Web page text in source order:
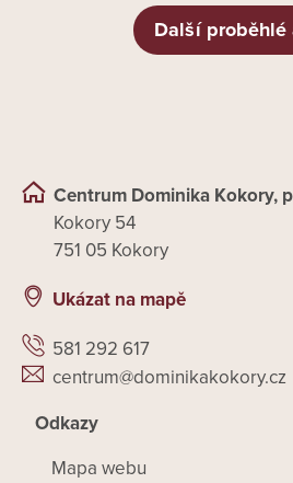
Další proběhlé
Centrum Dominika Kokory,
Kokory 54
751 05 Kokory
Ukázat na mapě
581 292 617
centrum@dominikakokory.cz
Odkazy
Mapa webu